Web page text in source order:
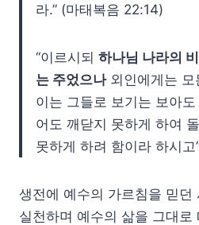
라.” (마태복음 22:14)
“이르시되 하나님 나라의
는 주었으나외인에게는 모
이는 그들로 보기는 보아
어도 깨닫지 못하게 하여
못하게 하려 함이라 하시
생전에 예수의 가르침을 믿던
실천하며 예수의 삶을 그대로